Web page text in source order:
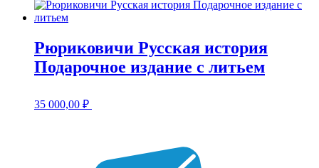
Рюриковичи Русская история
Подарочное издание с литьем
35 000,00 ₽